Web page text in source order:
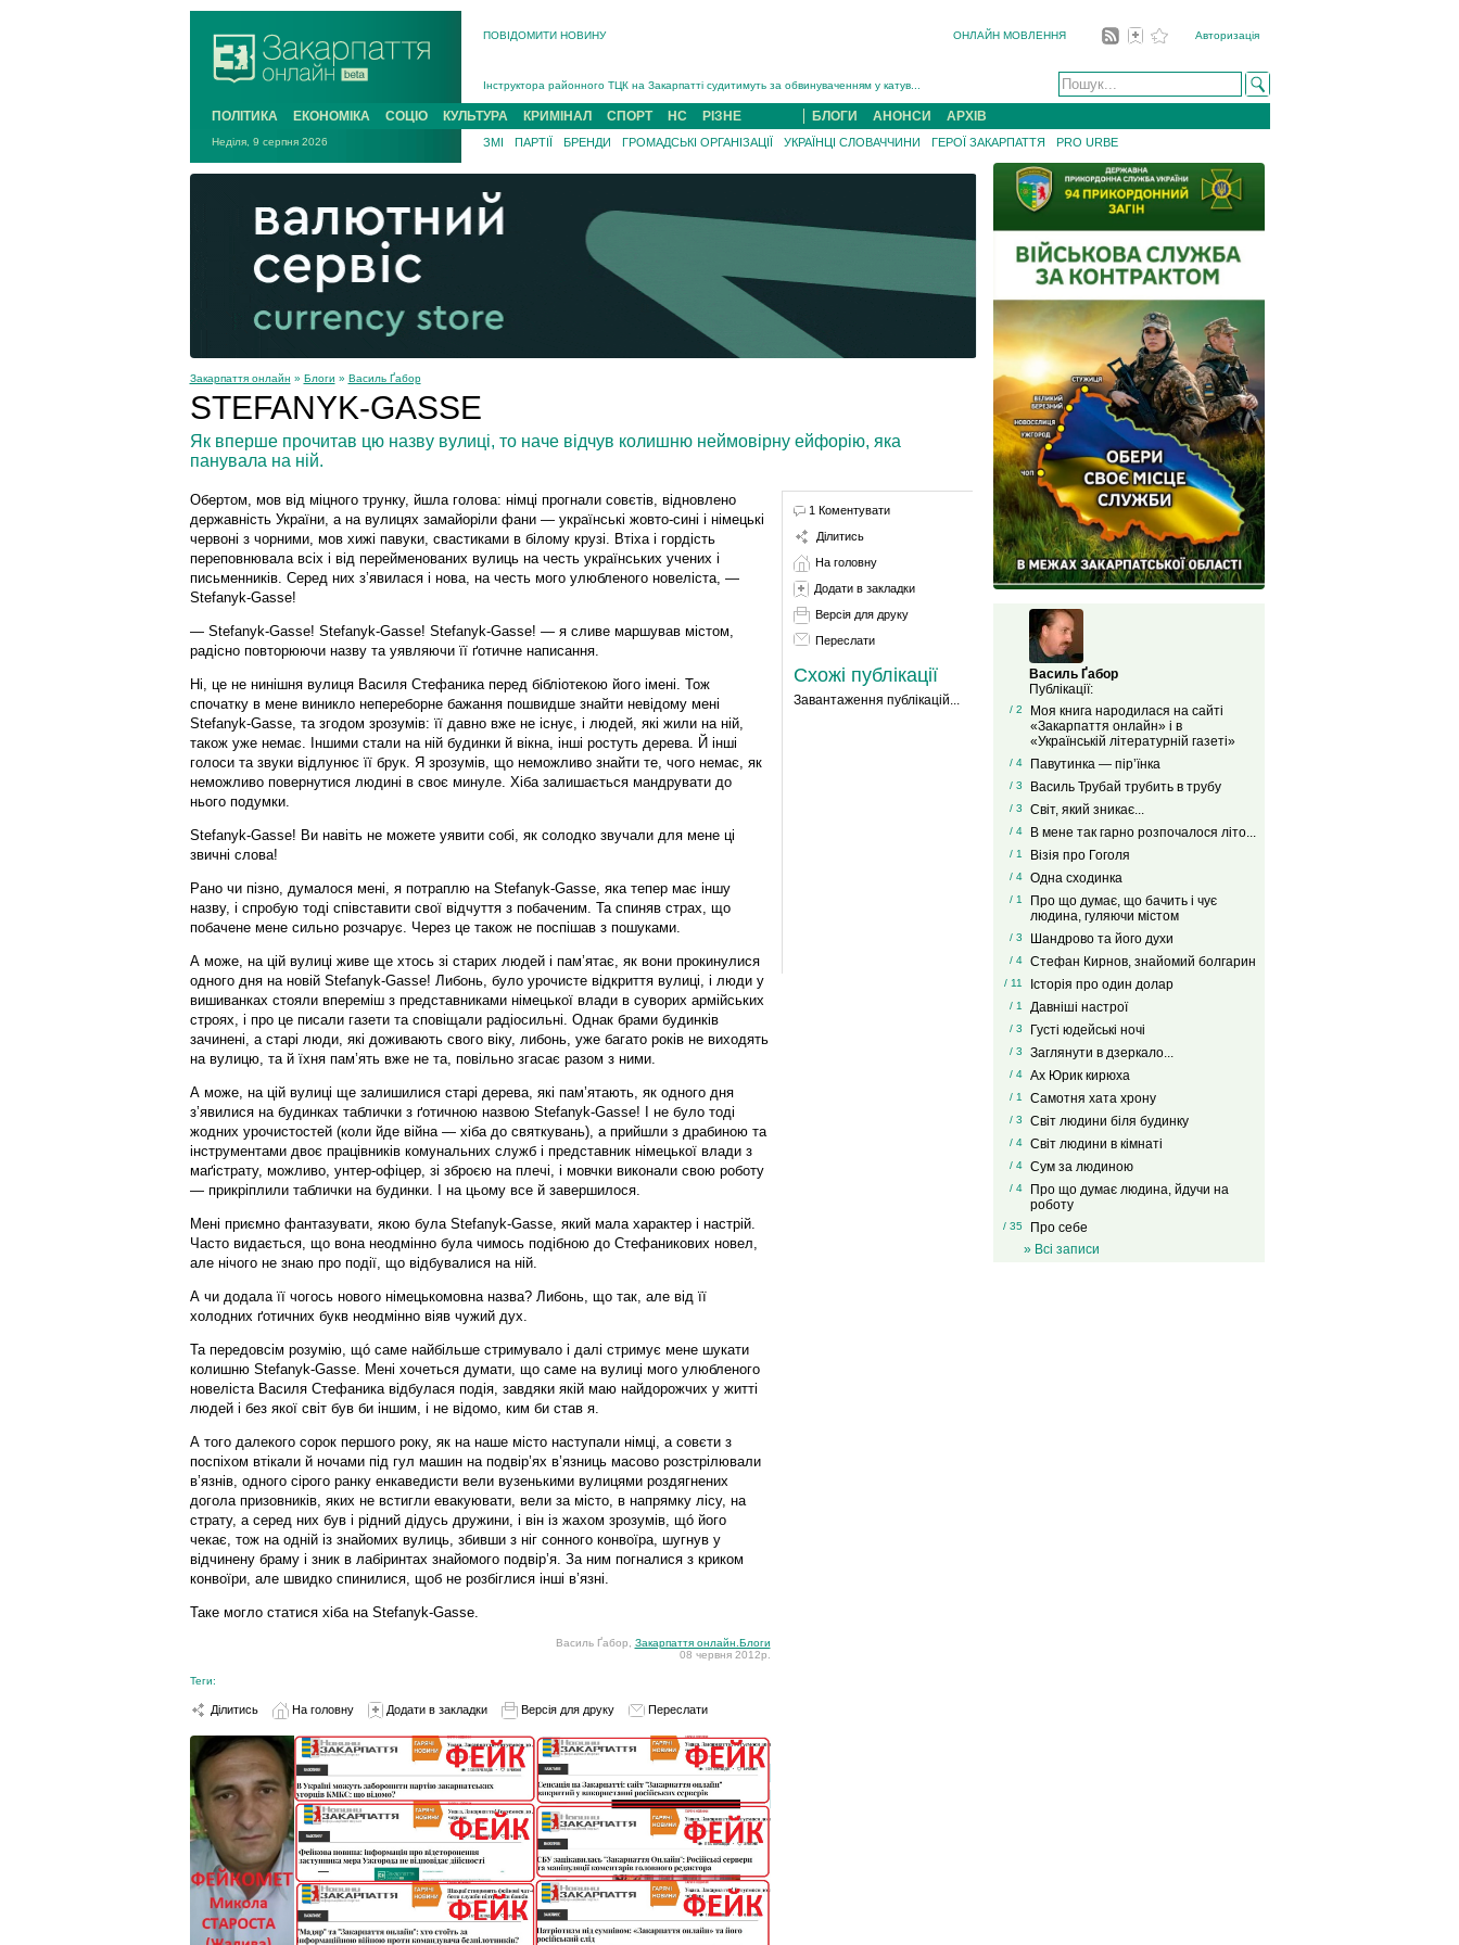
ПОВІДОМИТИ НОВИНУ ОНЛАЙН МОВЛЕННЯ Авторизація
Інструктора районного ТЦК на Закарпатті судитимуть за обвинуваченням у катув...
В Ужгороді попрощаються із полеглим на війні з росією захисником Володимиром Йор�...
В Ужгороді 5 серпня попрощаються із захисником Богданом Югасом, який два роки �...
Підтвердили загибель захисника із Нанкова на Хустщині Юліана Гербея (ФОТО)[/gree...
На війні з рф поліг військовий з Виноградова Ігнат Роздяловський (ФОТО)...
На війні загинув 26-річний військовий із Чинадійова на Мукачівщині �...
ПОЛІТИКА ЕКОНОМІКА СОЦІО КУЛЬТУРА КРИМІНАЛ СПОРТ НС РІЗНЕ БЛОГИ АНОНСИ АРХІВ
Неділя, 9 серпня 2026 ЗМІ ПАРТІЇ БРЕНДИ ГРОМАДСЬКІ ОРГАНІЗАЦІЇ УКРАЇНЦІ СЛОВАЧЧИНИ ГЕРОЇ ЗАКАРПАТТЯ PRO URBE
Закарпаття онлайн » Блоги » Василь Ґабор
STEFANYK-GASSE
Як вперше прочитав цю назву вулиці, то наче відчув колишню неймовірну ейфорію, яка
панувала на ній.
Обертом, мов від міцного трунку, йшла голова: німці прогнали совєтів, відновлено
державність України, а на вулицях замайоріли фани — українські жовто-сині і німецькі
червоні з чорними, мов хижі павуки, свастиками в білому крузі. Втіха і гордість
переповнювала всіх і від перейменованих вулиць на честь українських учених і
письменників. Серед них з’явилася і нова, на честь мого улюбленого новеліста, —
Stefanyk-Gasse!
— Stefanyk-Gasse! Stefanyk-Gasse! Stefanyk-Gasse! — я сливе маршував містом,
радісно повторюючи назву та уявляючи її ґотичне написання.
Ні, це не нинішня вулиця Василя Стефаника перед бібліотекою його імені. Тож
спочатку в мене виникло непереборне бажання пошвидше знайти невідому мені
Stefanyk-Gasse, та згодом зрозумів: її давно вже не існує, і людей, які жили на ній,
також уже немає. Іншими стали на ній будинки й вікна, інші ростуть дерева. Й інші
голоси та звуки відлунює її брук. Я зрозумів, що неможливо знайти те, чого немає, як
неможливо повернутися людині в своє минуле. Хіба залишається мандрувати до
нього подумки.
Stefanyk-Gasse! Ви навіть не можете уявити собі, як солодко звучали для мене ці
звичні слова!
Рано чи пізно, думалося мені, я потраплю на Stefanyk-Gasse, яка тепер має іншу
назву, і спробую тоді співставити свої відчуття з побаченим. Та спиняв страх, що
побачене мене сильно розчарує. Через це також не поспішав з пошуками.
А може, на цій вулиці живе ще хтось зі старих людей і пам’ятає, як вони прокинулися
одного дня на новій Stefanyk-Gasse! Либонь, було урочисте відкриття вулиці, і люди у
вишиванках стояли впереміш з представниками німецької влади в суворих армійських
строях, і про це писали газети та сповіщали радіосильні. Однак брами будинків
зачинені, а старі люди, які доживають свого віку, либонь, уже багато років не виходять
на вулицю, та й їхня пам’ять вже не та, повільно згасає разом з ними.
А може, на цій вулиці ще залишилися старі дерева, які пам’ятають, як одного дня
з’явилися на будинках таблички з ґотичною назвою Stefanyk-Gasse! І не було тоді
жодних урочистостей (коли йде війна — хіба до святкувань), а прийшли з драбиною та
інструментами двоє працівників комунальних служб і представник німецької влади з
маґістрату, можливо, унтер-офіцер, зі зброєю на плечі, і мовчки виконали свою роботу
— прикріплили таблички на будинки. І на цьому все й завершилося.
Мені приємно фантазувати, якою була Stefanyk-Gasse, який мала характер і настрій.
Часто видається, що вона неодмінно була чимось подібною до Стефаникових новел,
але нічого не знаю про події, що відбувалися на ній.
А чи додала її чогось нового німецькомовна назва? Либонь, що так, але від її
холодних ґотичних букв неодмінно віяв чужий дух.
Та передовсім розумію, щó саме найбільше стримувало і далі стримує мене шукати
колишню Stefanyk-Gasse. Мені хочеться думати, що саме на вулиці мого улюбленого
новеліста Василя Стефаника відбулася подія, завдяки якій маю найдорожчих у житті
людей і без якої світ був би іншим, і не відомо, ким би став я.
А того далекого сорок першого року, як на наше місто наступали німці, а совєти з
поспіхом втікали й ночами під гул машин на подвір’ях в’язниць масово розстрілювали
в’язнів, одного сірого ранку енкаведисти вели вузенькими вулицями роздягнених
догола призовників, яких не встигли евакуювати, вели за місто, в напрямку лісу, на
страту, а серед них був і рідний дідусь дружини, і він із жахом зрозумів, щó його
чекає, тож на одній із знайомих вулиць, збивши з ніг сонного конвоїра, шугнув у
відчинену браму і зник в лабіринтах знайомого подвір’я. За ним погналися з криком
конвоїри, але швидко спинилися, щоб не розбіглися інші в’язні.
Таке могло статися хіба на Stefanyk-Gasse.
Василь Ґабор, Закарпаття онлайн.Блоги
08 червня 2012р.
Теги:
Ділитись На головну Додати в закладки Версія для друку Переслати
1 Коментувати
Ділитись
На головну
Додати в закладки
Версія для друку
Переслати
Схожі публікації
Завантаження публікацій...
Василь Ґабор
Публікації:
/ 2
Моя книга народилася на сайті
«Закарпаття онлайн» і в
«Українській літературній газеті»
/ 4 Павутинка — пір’їнка
/ 3 Василь Трубай трубить в трубу
/ 3 Світ, який зникає...
/ 4 В мене так гарно розпочалося літо...
/ 1 Візія про Гоголя
/ 4 Одна сходинка
/ 1
Про що думає, що бачить і чує
людина, гуляючи містом
/ 3 Шандрово та його духи
/ 4 Стефан Кирнов, знайомий болгарин
/ 11 Історія про один долар
/ 1 Давніші настрої
/ 3 Густі юдейські ночі
/ 3 Заглянути в дзеркало...
/ 4 Ах Юрик кирюха
/ 1 Самотня хата хрону
/ 3 Світ людини біля будинку
/ 4 Світ людини в кімнаті
/ 4 Сум за людиною
/ 4
Про що думає людина, йдучи на
роботу
/ 35
Про себе
» Всі записи